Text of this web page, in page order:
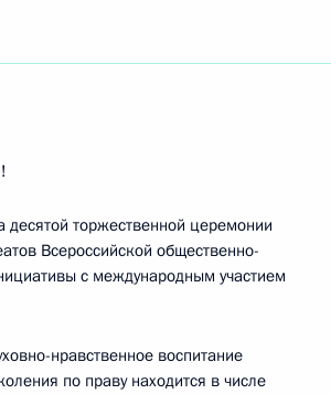
десятой торжественной церемонии
Всероссийской общественно-
с международным участием
нравственное воспитание
по праву находится в числе